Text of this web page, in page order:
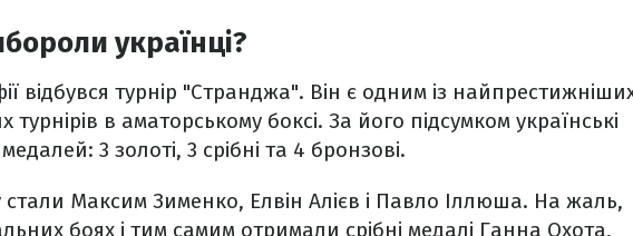
українці?
відбувся турнір "Странджа". Він є одним із
в аматорському боксі. За його підсумком українські
3 золоті, 3 срібні та 4 бронзові.
Максим Зименко, Елвін Алієв і Павло Іллюша. На жаль,
боях і тим самим отримали срібні медалі Ганна Охота,